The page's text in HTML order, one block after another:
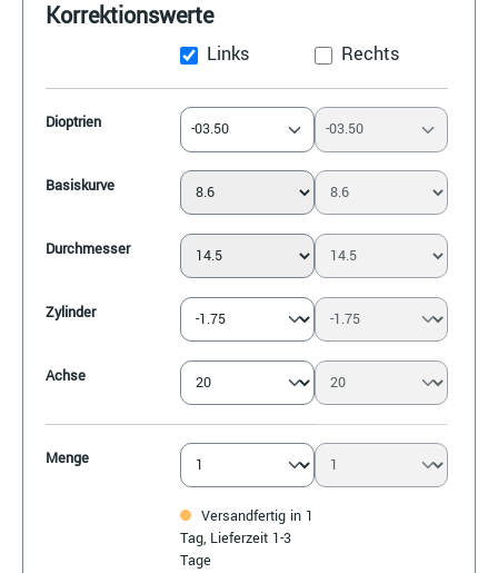
Korrektionswerte
Dioptrien
Basiskurve
Durchmesser
Zylinder
Achse
Menge
Links
-03.50
Versandfertig in 1
Tag, Lieferzeit 1-3
Tage
Rechts
-03.50